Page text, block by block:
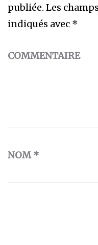
publiée. Les
indiqués avec *
COMMENTAIRE
NOM*